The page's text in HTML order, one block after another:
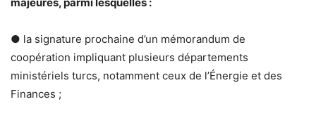
● la signature prochaine d’un mémorandum de
coopération impliquant plusieurs départements
ministériels turcs, notamment ceux de l’Énergie et des
Finances ;